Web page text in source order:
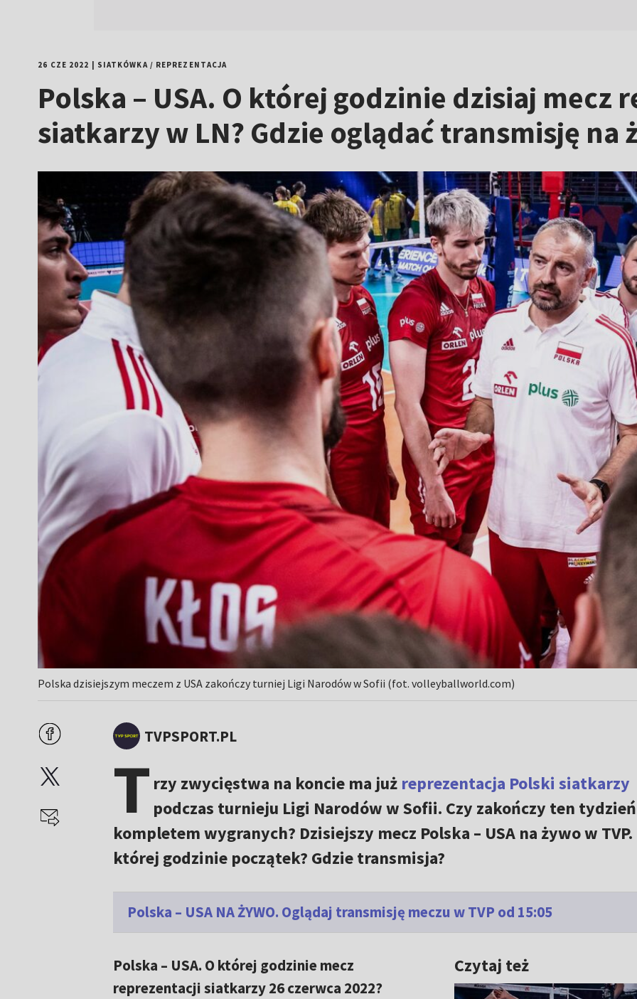
26 CZE 2022 SIATKÓWKA/ REPREZENTACJA
Polska – USA. O której godzinie dzisiaj mecz
siatkarzy w LN? Gdzie oglądać transmisję na
Polska dzisiejszym meczem z USA zakończy turniej Ligi Narodów w Sofii (fot. volleyballworld.com)
TVPSPORT.PL
T rzy zwycięstwa na koncie ma już reprezentacja Polski siatkarzy
podczas turnieju Ligi Narodów w Sofii. Czy zakończy ten
kompletem wygranych? Dzisiejszy mecz Polska – USA na żywo w TVP.
której godzinie początek? Gdzie transmisja?
Polska – USA NA ŻYWO. Oglądaj transmisję meczu w TVP od 15:05
Czytaj też
Polska – USA. O której godzinie mecz
reprezentacji siatkarzy 26 czerwca 2022?